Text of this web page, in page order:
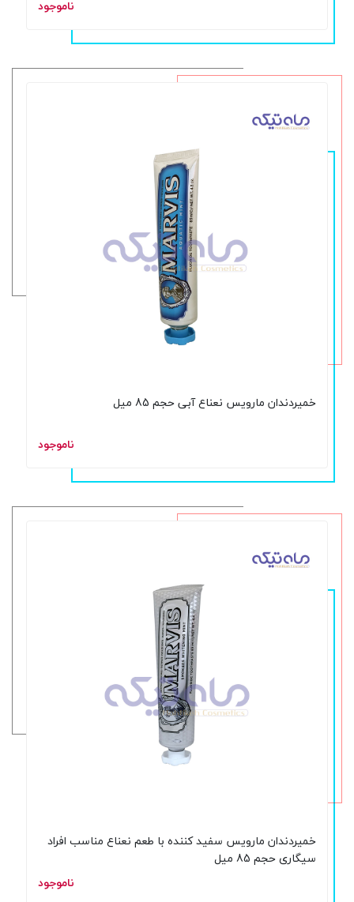
ناموجود
خمیردندان مارویس نعناع آبی حجم 85 میل
ناموجود
خمیردندان مارویس سفید کننده با طعم نعناع مناسب افراد
سیگاری حجم 85 میل
ناموجود